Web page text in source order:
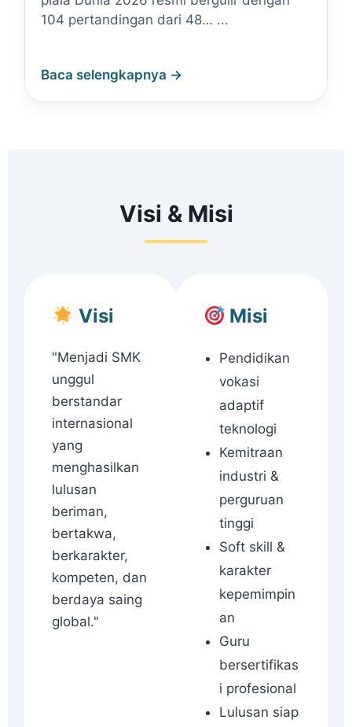
104 pertandingan dari 48… ...
Baca selengkapnya →
Visi & Misi
Visi
"Menjadi SMK
unggul
berstandar
internasional
yang
menghasilkan
lulusan
beriman,
bertakwa,
berkarakter,
kompeten, dan
berdaya saing
global."
Misi
Pendidikan
vokasi
adaptif
teknologi
Kemitraan
industri &
perguruan
tinggi
Soft skill &
karakter
kepemimpin
an
Guru
bersertifikas
i profesional
Lulusan siap